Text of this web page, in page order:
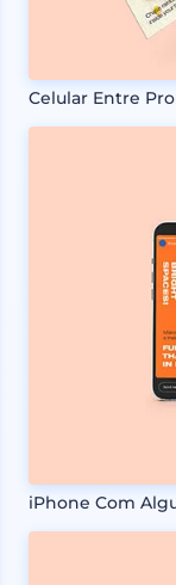
Celular Entre
iPhone Com